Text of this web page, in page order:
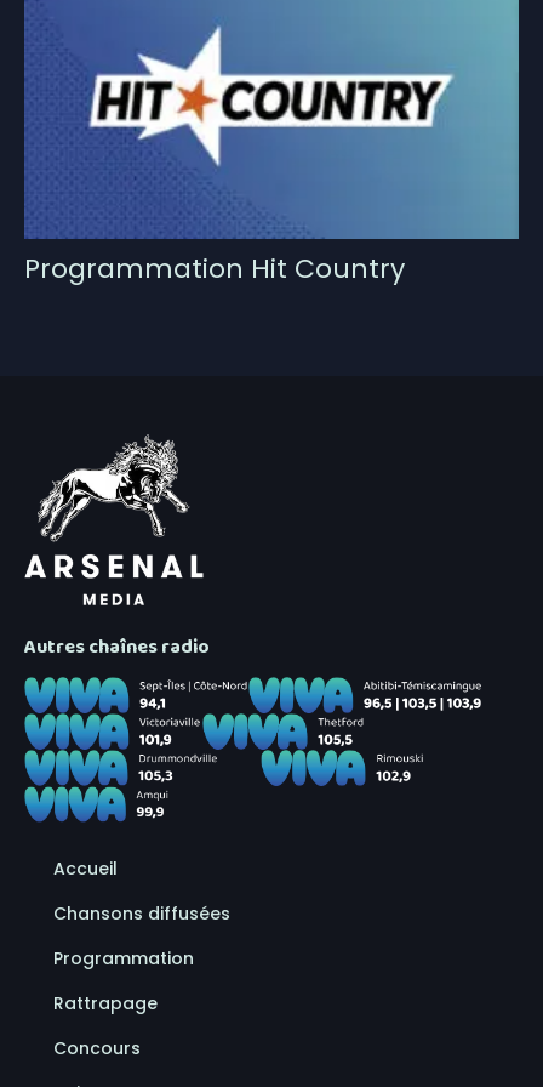
Programmation Hit Country
Autres chaînes radio
Accueil
Chansons diffusées
Programmation
Rattrapage
Concours